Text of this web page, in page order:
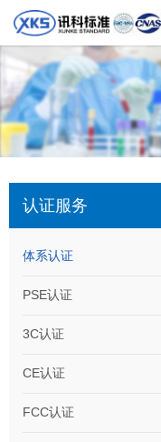
认证服务
体系认证
PSE认证
3C认证
CE认证
FCC认证